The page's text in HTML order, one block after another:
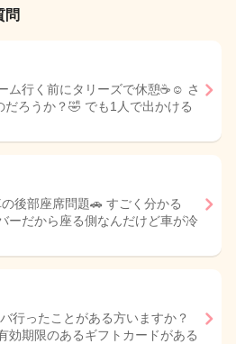
問
ム行く前にタリーズで休憩☕☺️ さ
ろうか？🤣 でも1人で出かける
後部座席問題🚗 すごく分かる
ーだから座る側なんだけど車が冷
行ったことがある方いますか？
期限のあるギフトカードがある